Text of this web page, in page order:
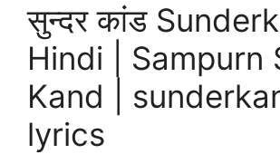
सुन्दर कांड
Hindi | Sampurn
Kand |
lyrics